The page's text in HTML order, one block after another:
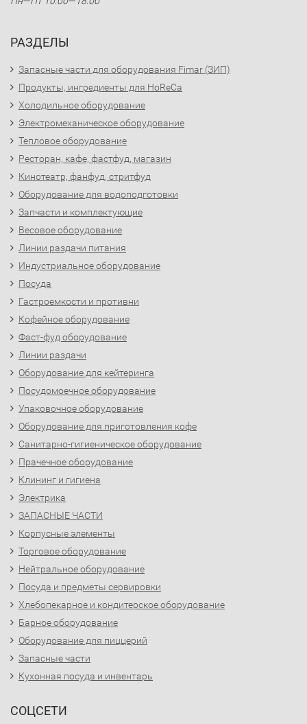
РАЗДЕЛЫ
Запасные части для оборудования Fimar (ЗИП)
Продукты, ингредиенты для HoReCa
Холодильное оборудование
Электромеханическое оборудование
Тепловое оборудование
Ресторан, кафе, фастфуд, магазин
Кинотеатр, фанфуд, стритфуд
Оборудование для водоподготовки
Запчасти и комплектующие
Весовое оборудование
Линии раздачи питания
Индустриальное оборудование
Посуда
Гастроемкости и противни
Кофейное оборудование
Фаст-фуд оборудование
Линии раздачи
Оборудование для кейтеринга
Посудомоечное оборудование
Упаковочное оборудование
Оборудование для приготовления кофе
Санитарно-гигиеническое оборудование
Прачечное оборудование
Клининг и гигиена
Электрика
ЗАПАСНЫЕ ЧАСТИ
Корпусные элементы
Торговое оборудование
Нейтральное оборудование
Посуда и предметы сервировки
Хлебопекарное и кондитерское оборудование
Барное оборудование
Оборудование для пиццерий
Запасные части
Кухонная посуда и инвентарь
СОЦСЕТИ